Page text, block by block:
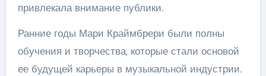
привлекала внимание публики.
Ранние годы Мари Краймбрери были полны
обучения и творчества, которые стали основой
ее будущей карьеры в музыкальной индустрии.